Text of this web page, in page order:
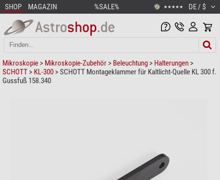
SHOP MAGAZIN %SALE% ★★★★★ DE / $
Mikroskopie > Mikroskopie-Zubehör > Beleuchtung > Halterungen >
SCHOTT > KL-300 > SCHOTT Montageklammer für Kaltlicht-Quelle KL 300 f.
Gussfuß 158.340